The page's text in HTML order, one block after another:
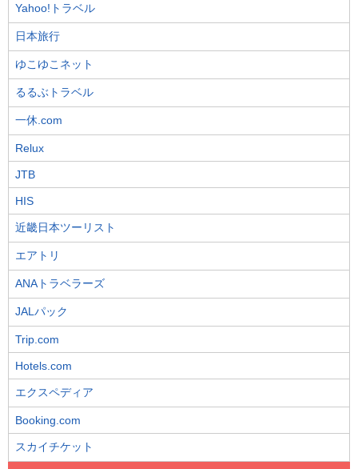
Yahoo!トラベル
日本旅行
ゆこゆこネット
るるぶトラベル
一休.com
Relux
JTB
HIS
近畿日本ツーリスト
エアトリ
ANAトラベラーズ
JALパック
Trip.com
Hotels.com
エクスペディア
Booking.com
スカイチケット